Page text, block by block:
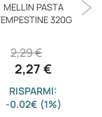
MELLIN PASTA
320G
2,27 €
2,29 €
RISPARMI:
-0.02€ (1%)